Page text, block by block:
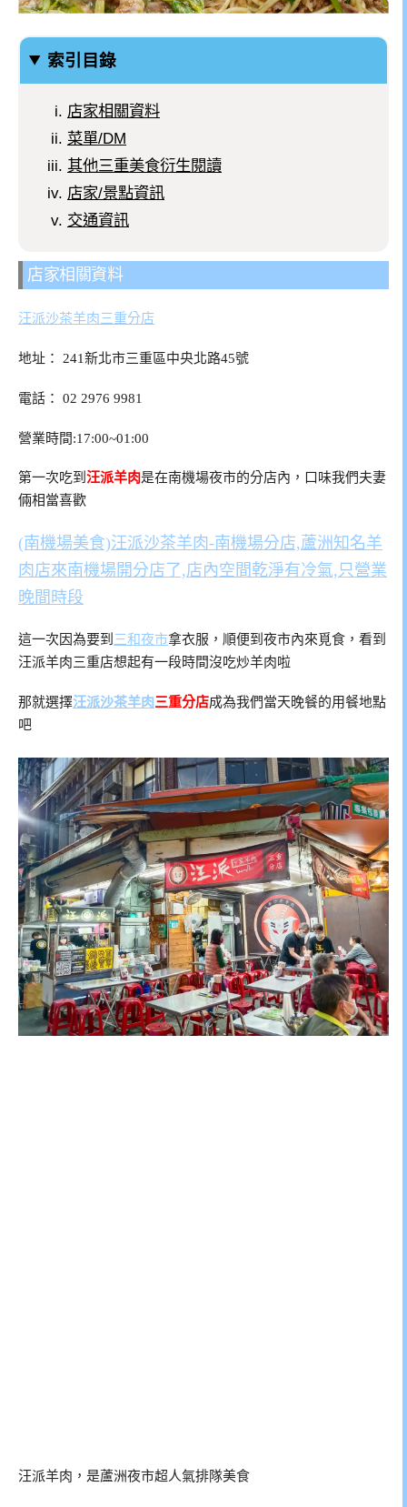
索引目錄
店家相關資料
菜單/DM
其他三重美食衍生閱讀
店家/景點資訊
交通資訊
店家相關資料
汪派沙茶羊肉三重分店
地址： 241新北市三重區中央北路45號
電話： 02 2976 9981
營業時間:17:00~01:00
第一次吃到 汪派羊肉是在南機場夜市的分店內，口味我們夫妻
倆相當喜歡
(南機場美食)汪派沙茶羊肉-南機場分店,蘆洲知名羊
肉店來南機場開分店了,店內空間乾淨有冷氣,只營業
晚間時段
這一次因為要到 三和夜市拿衣服，順便到夜市內來覓食，看到
汪派羊肉三重店想起有一段時間沒吃炒羊肉啦
那就選擇汪派沙茶羊肉三重分店成為我們當天晚餐的用餐地點
吧
汪派羊肉，是蘆洲夜市超人氣排隊美食